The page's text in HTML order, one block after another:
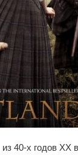
40-х годов XX